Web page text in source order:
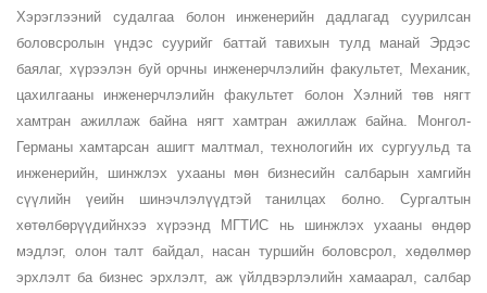
Хэрэглээний судалгаа болон инженерийн дадлагад суурилсан
боловсролын үндэс суурийг баттай тавихын тулд манай Эрдэс
баялаг, хүрээлэн буй орчны инженерчлэлийн факультет, Механик,
цахилгааны инженерчлэлийн факультет болон Хэлний төв нягт
хамтран ажиллаж байна нягт хамтран ажиллаж байна. Монгол-
Германы хамтарсан ашигт малтмал, технологийн их сургуульд та
инженерийн, шинжлэх ухааны мөн бизнесийн салбарын хамгийн
сүүлийн үеийн шинэчлэлүүдтэй танилцах болно. Сургалтын
хөтөлбөрүүдийнхээ хүрээнд МГТИС нь шинжлэх ухааны өндөр
мэдлэг, олон талт байдал, насан туршийн боловсрол, хөдөлмөр
эрхлэлт ба бизнес эрхлэлт, аж үйлдвэрлэлийн хамаарал, салбар